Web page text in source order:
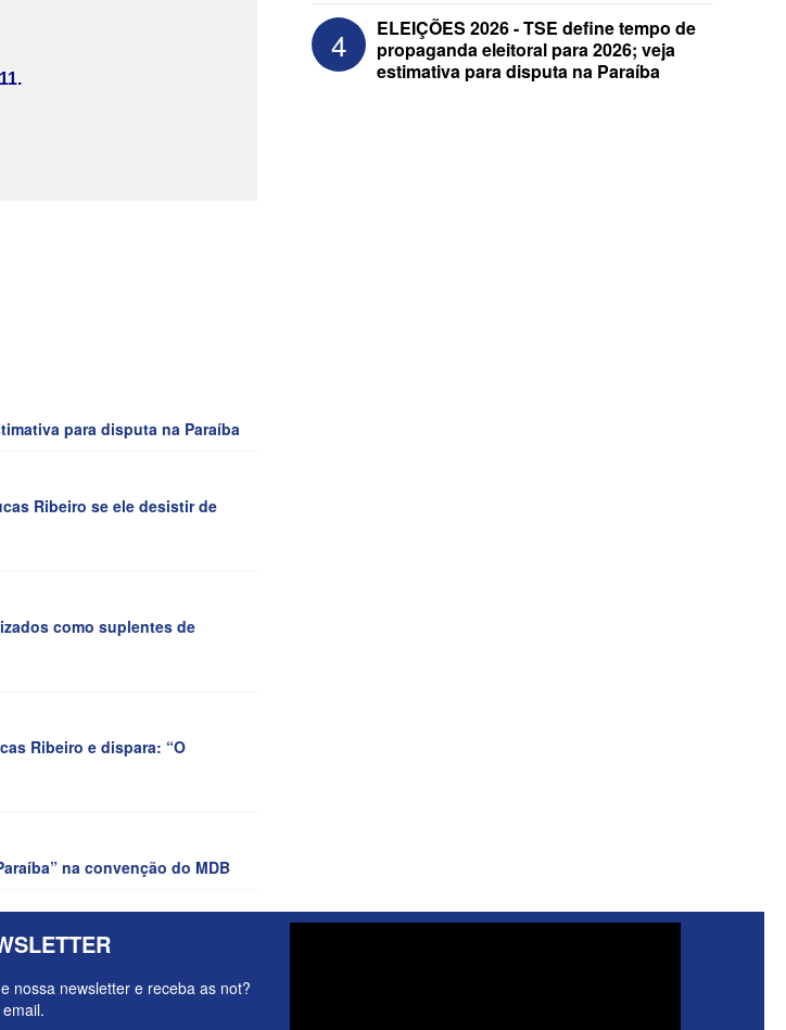
para disputa na Paraíba
Ribeiro se ele desistir de
como suplentes de
Ribeiro e dispara: “O
na convenção do MDB
4
ELEIÇÕES 2026 - TSE define tempo de
propaganda eleitoral para 2026; veja
estimativa para disputa na Paraíba
nossa newsletter e receba as not?